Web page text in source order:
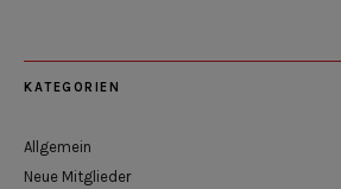
KATEGORIEN
Allgemein
Neue Mitglieder